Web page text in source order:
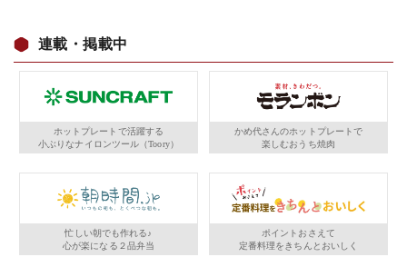
連載・掲載中
ホットプレートで活躍する
小ぶりなナイロンツール（Toory）
かめ代さんのホットプレートで
楽しむおうち焼肉
忙しい朝でも作れる♪
心が楽になる２品弁当
ポイントおさえて
定番料理をきちんとおいしく